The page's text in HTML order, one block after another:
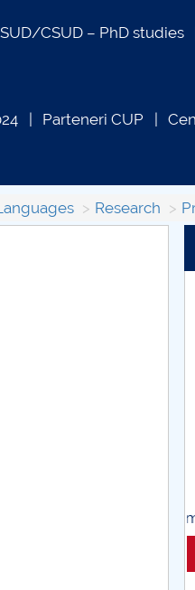
CSUD – PhD studies
Parteneri CUP
Research